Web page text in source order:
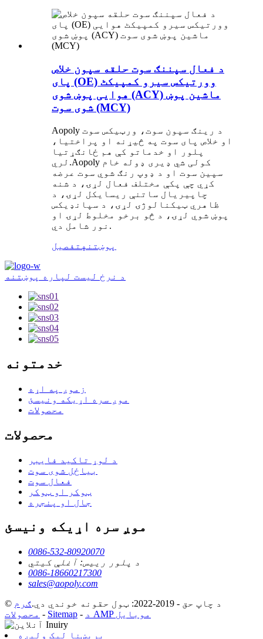
د فعال سپننګ سوت حلقه سپون خلاص
پای (OE) وورتیکس سیرو کمپیکٹ
هوایی پوښ شوی (ACY) ماشین پوښ
شوی سوت (MCY)
Aopoly د رینګ سپون سوت، ورټیکس سوت
او خلاص پای سوت په څیړنه او پراختیا،
پلور او خدماتو کې هم ځانګړتیا
لري.Aopoly کولی شي ډیری ډوله خام
سپین سوت او د ډوپ رنګ شوي سوت عرضه
کړي چې پکې مختلف فعال لړۍ، د شنه
چاپیریال ساتنې ریسایکل لړۍ، د
ظاهري ټیکنالوژۍ لړۍ، د سپانډیکس
پوښ شوي لړۍ، د څو برخو مخلوط لړۍ او
نور شامل دي.
پوښتنه تفصیل
د نرخ لیست لپاره پوښتنه
خدمتونه
زموږ په اړه
موږ سره اړیکه ونیسئ
محصولات
محصولات
د لوړ تاکید فایبر
بیاځل شوی سوت
فعال سوت
ټوکر او ټوکر
جال او پنجره
موږ سره اړیکه ونیسئ
0086-532-80920070
د پلور رییس: آغلې کیتي
0086-18660217300
sales@aopoly.com
© د چاپ حق - 2019-2022: ټول حقونه خوندي دي.
ګرم
محصولات - Sitemap - د AMP موبایل
برېښنا لیک ولېږه